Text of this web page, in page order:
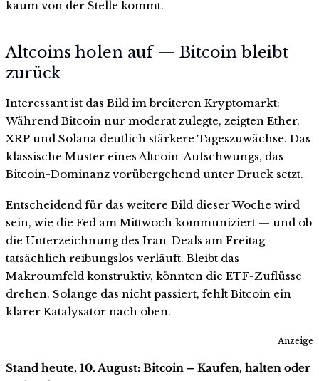
kaum von der Stelle kommt.
Altcoins holen auf — Bitcoin bleibt
zurück
Interessant ist das Bild im breiteren Kryptomarkt:
Während Bitcoin nur moderat zulegte, zeigten Ether,
XRP und Solana deutlich stärkere Tageszuwächse. Das
klassische Muster eines Altcoin-Aufschwungs, das
Bitcoin-Dominanz vorübergehend unter Druck setzt.
Entscheidend für das weitere Bild dieser Woche wird
sein, wie die Fed am Mittwoch kommuniziert — und ob
die Unterzeichnung des Iran-Deals am Freitag
tatsächlich reibungslos verläuft. Bleibt das
Makroumfeld konstruktiv, könnten die ETF-Zuflüsse
drehen. Solange das nicht passiert, fehlt Bitcoin ein
klarer Katalysator nach oben.
Anzeige
Stand heute, 10. August: Bitcoin – Kaufen, halten oder